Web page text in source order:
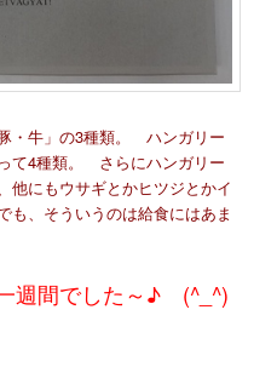
・牛」の3種類。 ハンガリー
て4種類。 さらにハンガリー
他にもウサギとかヒツジとかイ
も、そういうのは給食にはあま
週間でした～♪ (^_^)